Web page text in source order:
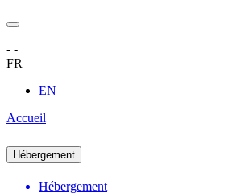
- -
FR
EN
Accueil
Hébergement
Hébergement